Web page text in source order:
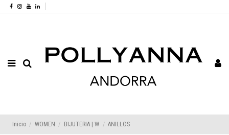
Inicio WOMEN BIJUTERIA | W ANILLOS